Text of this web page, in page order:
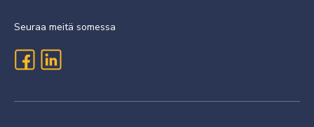
Seuraa meitä somessa